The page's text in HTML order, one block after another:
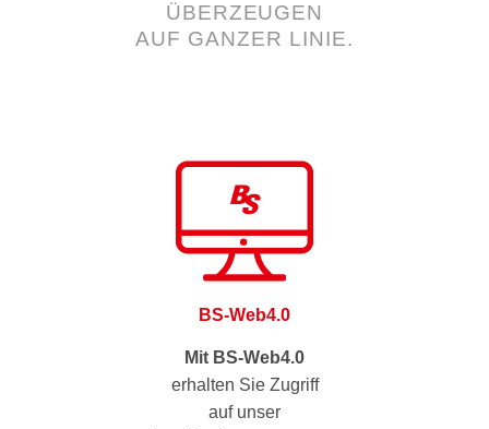
ÜBERZEUGEN
AUF GANZER LINIE.
BS-Web4.0
Mit BS-Web4.0
erhalten Sie Zugriff
auf unser